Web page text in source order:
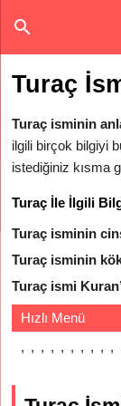
Turaç
Turaç isminin
ilgili birçok bilgiyi
istediğiniz kısma
Turaç İle İlgili
Turaç isminin
Turaç isminin
Turaç ismi
Hızlı Menü